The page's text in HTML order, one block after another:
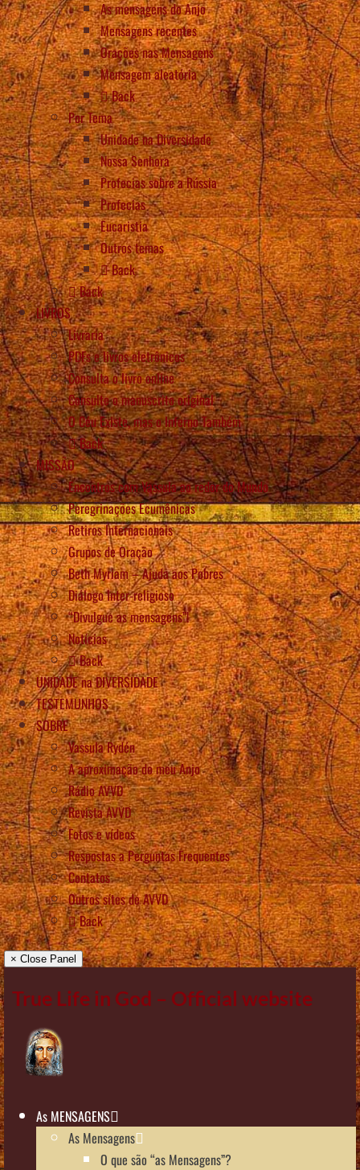
As mensagens do Anjo
Mensagens recentes
Orações nas Mensagens
Mensagem aleatória
Back
Por Tema
Unidade na Diversidade
Nossa Senhora
Profecias sobre a Rússia
Profecias
Eucaristia
Outros temas
Back
Back
LIVROS
Livraria
PDFs e livros eletrônicos
Consulta o livro online
Consulte o manuscrito original
O Céu Existe, mas o Inferno Também
Back
MISSÃO
Encontros com Vassula ao redor do Mundo
Peregrinações Ecumênicas
Retiros Internacionais
Grupos de Oração
Beth Myriam – Ajuda aos Pobres
Diálogo Inter-religioso
“Divulgue as mensagens”!
Notícias
Back
UNIDADE na DIVERSIDADE
TESTEMUNHOS
SOBRE
Vassula Rydén
A aproximação do meu Anjo
Rádio AVVD
Revista AVVD
Fotos e vídeos
Respostas a Perguntas Frequentes
Contatos
Outros sítes de AVVD
Back
× Close Panel
True Life in God – Official website
As MENSAGENS
As Mensagens
O que são “as Mensagens”?